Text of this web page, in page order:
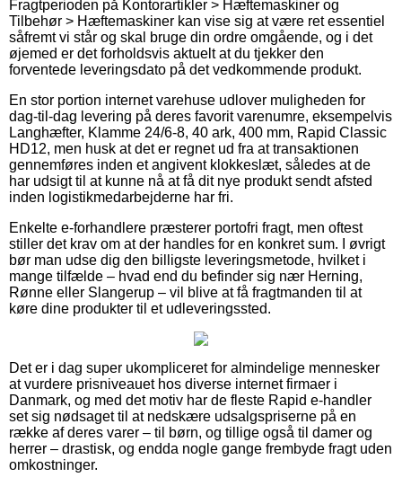
Fragtperioden på Kontorartikler > Hæftemaskiner og
Tilbehør > Hæftemaskiner kan vise sig at være ret essentiel
såfremt vi står og skal bruge din ordre omgående, og i det
øjemed er det forholdsvis aktuelt at du tjekker den
forventede leveringsdato på det vedkommende produkt.
En stor portion internet varehuse udlover muligheden for
dag-til-dag levering på deres favorit varenumre, eksempelvis
Langhæfter, Klamme 24/6-8, 40 ark, 400 mm, Rapid Classic
HD12, men husk at det er regnet ud fra at transaktionen
gennemføres inden et angivent klokkeslæt, således at de
har udsigt til at kunne nå at få dit nye produkt sendt afsted
inden logistikmedarbejderne har fri.
Enkelte e-forhandlere præsterer portofri fragt, men oftest
stiller det krav om at der handles for en konkret sum. I øvrigt
bør man udse dig den billigste leveringsmetode, hvilket i
mange tilfælde – hvad end du befinder sig nær Herning,
Rønne eller Slangerup – vil blive at få fragtmanden til at
køre dine produkter til et udleveringssted.
Det er i dag super ukompliceret for almindelige mennesker
at vurdere prisniveauet hos diverse internet firmaer i
Danmark, og med det motiv har de fleste Rapid e-handler
set sig nødsaget til at nedskære udsalgspriserne på en
række af deres varer – til børn, og tillige også til damer og
herrer – drastisk, og endda nogle gange frembyde fragt uden
omkostninger.